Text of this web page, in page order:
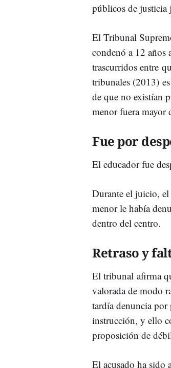
públicos de
El Tribunal
condenó a 12 años
trascurridos entre
tribunales (2013)
de que no existían
menor fuera mayor
Fue por
El educador fue
Durante el juicio, el
menor le había
dentro del centro.
Retraso y
El tribunal afirma
valorada de modo
tardía denuncia
instrucción, y ello
proposición de
El acusado ha sido